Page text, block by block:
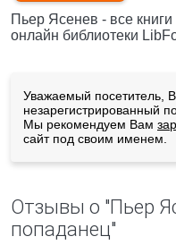
Пьер Ясенев - все
онлайн библиотеки
Уважаемый посетитель,
незарегистрированный
Мы рекомендуем Вам
сайт под своим именем.
Отзывы о "Пьер
попаданец"